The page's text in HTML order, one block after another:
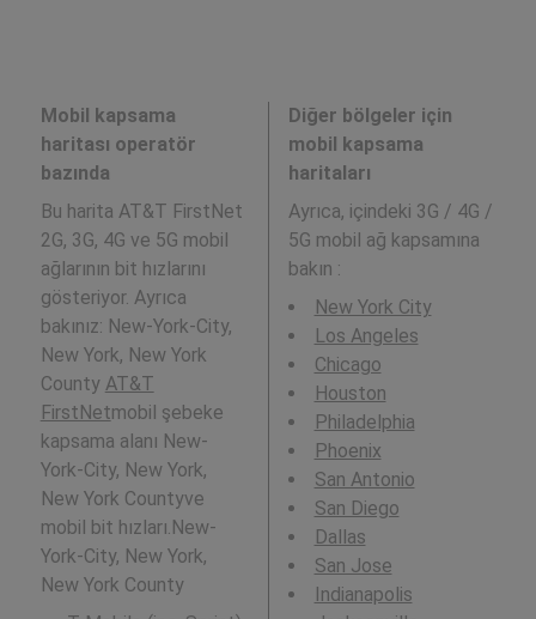
Mobil kapsama
haritası operatör
bazında
Bu harita AT&T FirstNet
2G, 3G, 4G ve 5G mobil
ağlarının bit hızlarını
gösteriyor. Ayrıca
bakınız: New-York-City,
New York, New York
County AT&T
FirstNetmobil şebeke
kapsama alanı New-
York-City, New York,
New York Countyve
mobil bit hızları.New-
York-City, New York,
New York County
Diğer bölgeler için
mobil kapsama
haritaları
Ayrıca, içindeki 3G / 4G /
5G mobil ağ kapsamına
bakın :
New York City
Los Angeles
Chicago
Houston
Philadelphia
Phoenix
San Antonio
San Diego
Dallas
San Jose
Indianapolis